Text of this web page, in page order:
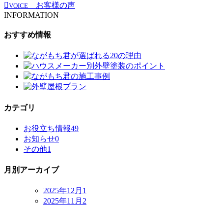
VOICE
お客様の声
INFORMATION
おすすめ情報
カテゴリ
お役立ち情報49
お知らせ0
その他1
月別アーカイブ
2025年12月 1
2025年11月 2